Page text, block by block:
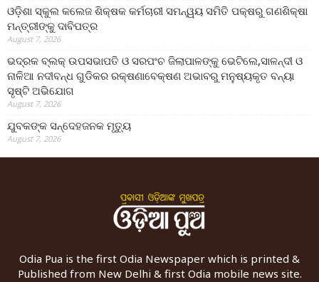
ଓଡ଼ିଶା ସ୍କୁଲ କଲେଜ ଶିକ୍ଷକ କର୍ମଚାରୀ ସମନ୍ୱୟ ସମିତି ପକ୍ଷରୁ ଗଣଶିକ୍ଷା
ମନ୍ତ୍ରୀଙ୍କୁ ଦାବିପତ୍ର
August 7, 2026
ଭଦ୍ରକ ବ୍ଲକ୍ ଉପସଭାପତି ଓ ସରପଂଚ ଜିଲାପାଳଙ୍କୁ ଭେଟିଲେ,ସାଳନ୍ଦୀ ଓ
ନାଳିଆ ନଦୀବନ୍ଧ ଗୁଡିକର ରକ୍ଷଣାବେକ୍ଷଣ ଅଭାବରୁ ମନୁଷ୍ୟକୃତ ବନ୍ୟା
ସୃଷ୍ଟି ଅଭିଯୋଗ
August 7, 2026
ଯୁବକଙ୍କ ସନ୍ଦେହଜନକ ମୃତ୍ୟୁ
August 7, 2026
Odia Pua is the first Odia Newspaper which is printed &
Published from New Delhi & first Odia mobile news site.